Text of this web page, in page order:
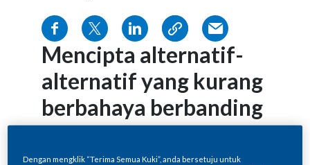
Mencipta alternatif-
alternatif yang kurang
berbahaya berbanding
dengan Rokok
Kami sedang menghasilkan produk-produk
Dengan mengklik “Terima Semua Kuki”, anda bersetuju untuk